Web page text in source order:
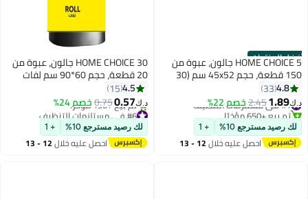
أفضل المنتجات HOME CHOICE 5 جالون، عبوة من
150 قطعة، حجم 45x52 سم (30
كيس قمامة × 5 لفات)، أكياس
قمامة قابلة للتحلل البيولوجي،
بطانات سلة المهملات
4.8
33
د.ك‏1.89
2.45خصم 22% #1 في مستلزمات التنظيف
تم بيع +650 مؤخرًا
#1 في مستلزمات التنظيف
لك رصيد مسترجع 10% + 1
احصل عليه خلال 12 - 13
HOME CHOICE 30 جالون، عبوة من
20 قطعة، حجم 60*90 سم لفات
أكياس القمامة، قابلة للتحلل،
بطانات سلة المهملات
4.5
15
د.ك‏0.57
0.75خصم 24%
#6 في مستلزمات التنظيف
بتخلّص بسرعة
تم بيع +190 مؤخرًا
#6 في مستلزمات التنظيف
لك رصيد مسترجع 10% + 1
احصل عليه خلال 12 - 13